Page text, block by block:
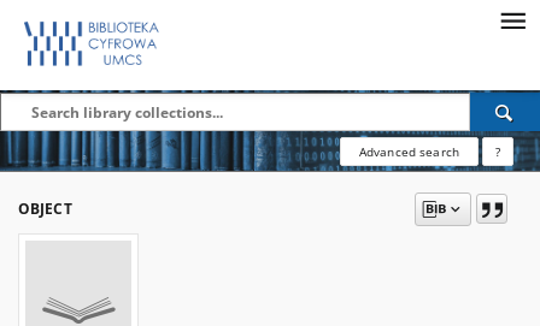
Advanced search ?
OBJECT